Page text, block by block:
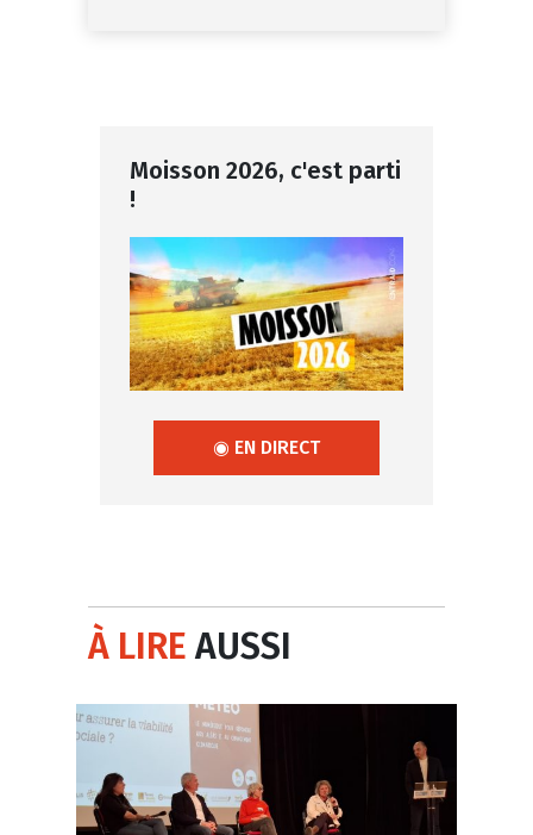
Moisson 2026, c'est parti
!
◉ EN DIRECT
À LIREAUSSI